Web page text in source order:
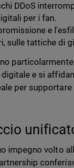
DDoS
per i fan.
e
sulle tattiche di
e si
per
impegno volto